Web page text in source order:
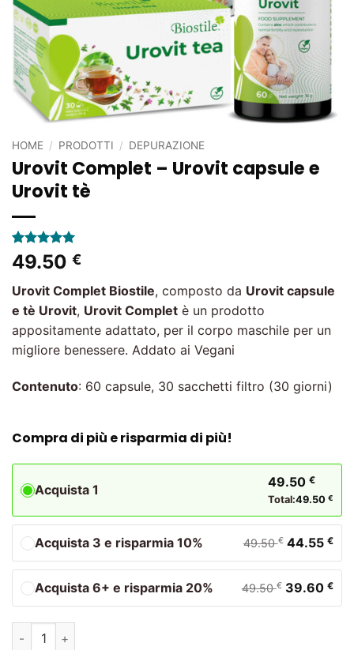
HOME / PRODOTTI / DEPURAZIONE
Urovit Complet – Urovit capsule e
Urovit tè
Valutato5
su 5 su
3
recensioni
49.50 €
Urovit Complet Biostile, composto da Urovit capsule
e tè Urovit, Urovit Complet è un prodotto
appositamente adattato, per il corpo maschile per un
migliore benessere. Addato ai Vegani
Contenuto: 60 capsule, 30 sacchetti filtro (30 giorni)
Compra di più e risparmia di più!
Acquista 1 49.50 €
Total:49.50 €
Acquista 3 e risparmia 10% 49.50€ 44.55 €
Acquista 6+ e risparmia 20% 49.50€ 39.60 €
Urovit Complet - Urovit capsule e Urovit tè quantità